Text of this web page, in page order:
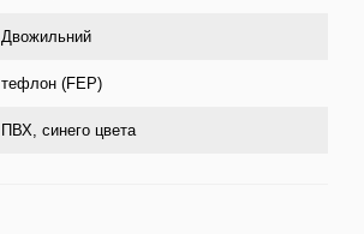
Двожильний
тефлон (FEP)
ПВХ, синего цвета